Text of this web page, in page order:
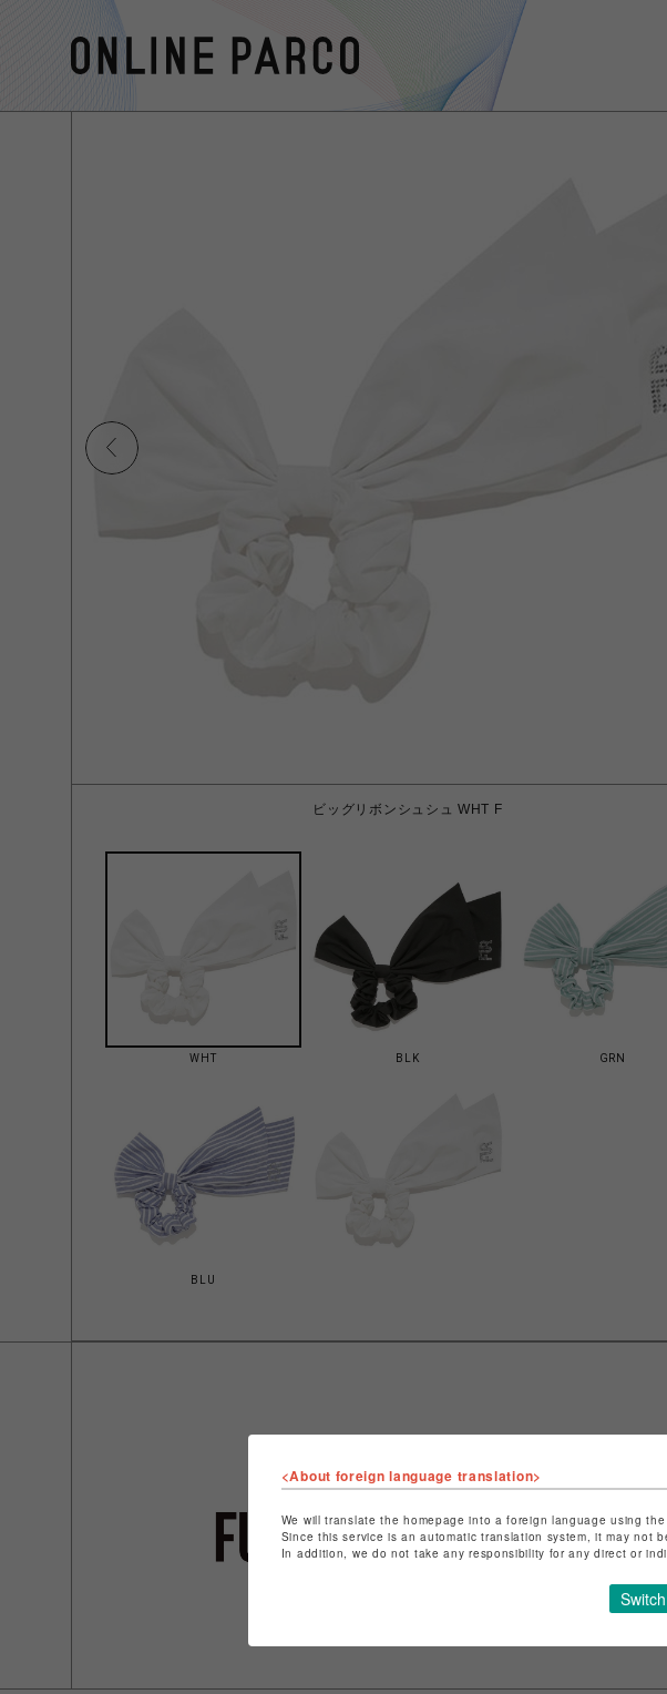
ビッグリボンシュシュ WHT F
WHT BLK GRN
BLU
ショップ名
FURFUR
店舗名
渋谷
特定商取引法など法令
ショップお問い合わせは
<About foreign language translation>
We will translate the homepage into a foreign language using
Since this service is an automatic translation system, it may not
In addition, we do not take any responsibility for any direct or